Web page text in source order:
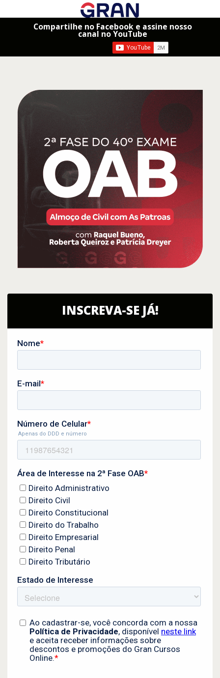
Compartilhe no Facebook e assine nosso
canal no YouTube
INSCREVA-SE JÁ!